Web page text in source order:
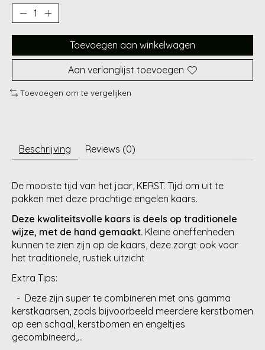
Toevoegen aan winkelwagen
Aan verlanglijst toevoegen
Toevoegen om te vergelijken
Beschrijving Reviews (0)
De mooiste tijd van het jaar, KERST. Tijd om uit te
pakken met deze prachtige engelen kaars.
Deze kwaliteitsvolle kaars is deels op traditionele
wijze, met de hand gemaakt. Kleine oneffenheden
kunnen te zien zijn op de kaars, deze zorgt ook voor
het traditionele, rustiek uitzicht
Extra Tips:
- Deze zijn super te combineren met ons gamma
kerstkaarsen, zoals bijvoorbeeld meerdere kerstbomen
op een schaal, kerstbomen en engeltjes
gecombineerd,...